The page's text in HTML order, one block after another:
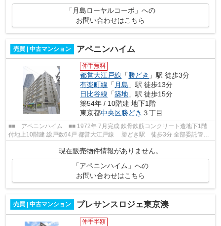
「月島ローヤルコーポ」への
お問い合わせはこちら
売買 | 中古マンション アペニンハイム
仲手無料
都営大江戸線 「勝どき 」駅 徒歩3分
有楽町線 「 月島 」駅 徒歩13分
日比谷線 「築地 」駅 徒歩15分
築54年 / 10階建 地下1階
東京都中央区勝どき ３丁目
■■ アペニンハイム ■■ 1972年 7月完成 鉄骨鉄筋コンクリート造地下1階
付地上10階建 総戸数64戸 都営大江戸線 勝どき駅 徒歩3分 全部委託管理
現在販売物件情報がありません。
「アペニンハイム」への
お問い合わせはこちら
売買 | 中古マンション プレサンスロジェ東京湊
仲手半額